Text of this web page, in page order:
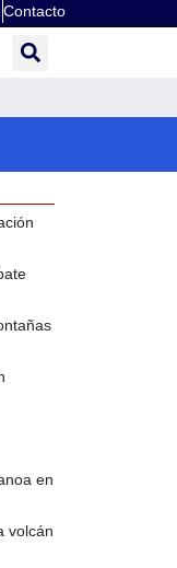
Contacto
en
volcán